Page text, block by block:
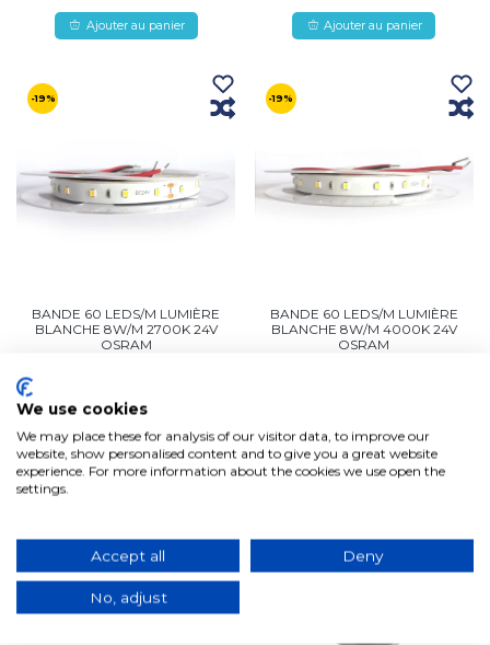
Ajouter au panier Ajouter au panier
-19%
BANDE 60 LEDS/M LUMIÈRE
BLANCHE 8W/M 2700K 24V
OSRAM
jours ouvrables
Ajouter au panier
-19%
BANDE 60 LEDS/M LUMIÈRE
BLANCHE 8W/M 4000K 24V
OSRAM
Ajouter au panier
We use cookies
We may place these for analysis of our visitor data, to improve our
website, show personalised content and to give you a great website
experience. For more information about the cookies we use open the
settings.
Accept all Deny
No, adjust